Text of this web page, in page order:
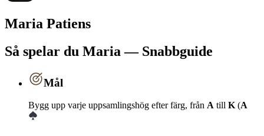
Maria Patiens
Så spelar du Maria — Snabbguide
Mål
Bygg upp varje uppsamlingshög efter färg, från A till K(A